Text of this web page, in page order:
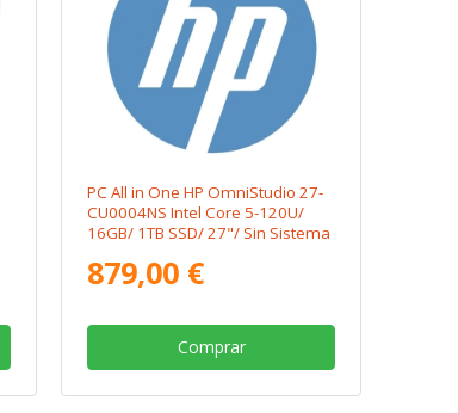
PC All in One HP OmniStudio 27-
CU0004NS Intel Core 5-120U/
16GB/ 1TB SSD/ 27"/ Sin Sistema
879,00 €
Comprar